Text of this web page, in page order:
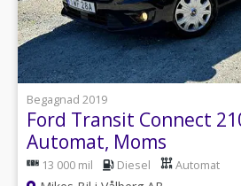
1
Begagnad 2019
Ford Transit Connect
Automat, Moms
13 000 mil Diesel Automat